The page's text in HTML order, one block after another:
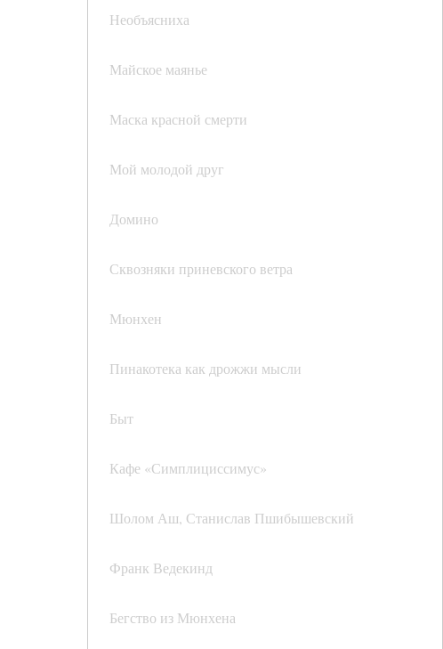
Необъясниха
Майское маянье
Маска красной смерти
Мой молодой друг
Домино
Сквозняки приневского ветра
Мюнхен
Пинакотека как дрожжи мысли
Быт
Кафе «Симплициссимус»
Шолом Аш, Станислав Пшибышевский
Франк Ведекинд
Бегство из Мюнхена